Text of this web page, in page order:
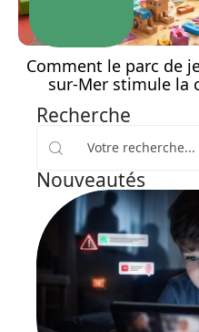
Comment le parc de
sur-Mer stimule la
Recherche
Nouveautés